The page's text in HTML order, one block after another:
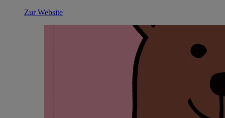
Zur Website